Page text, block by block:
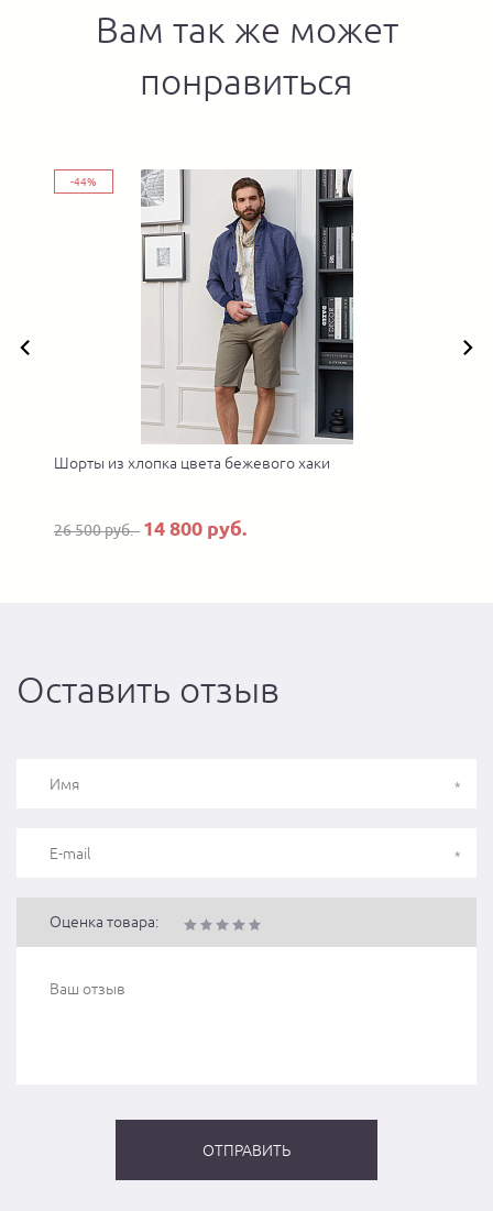
Вам так же может
понравиться
-44%
Шорты из хлопка цвета бежевого хаки
26 500 руб. 14 800 руб.
Оставить отзыв
Оценка товара: